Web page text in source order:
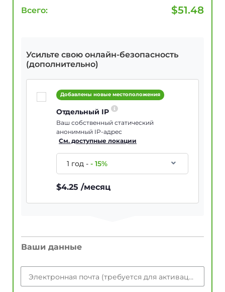
Всего: $51.48
Усильте свою онлайн-безопасность
(дополнительно)
Добавлены новые местоположения
Отдельный IP
Ваш собственный статический
анонимный IP-адрес
См. доступные локации
1 год--15%
$4.25 /месяц
Ваши данные
Электронная почта (требуется для активации учетной записи)